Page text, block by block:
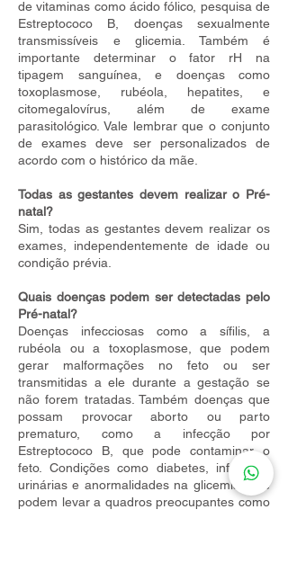
de vitaminas como ácido fólico, pesquisa de
Estreptococo B, doenças sexualmente
transmissíveis e glicemia. Também é
importante determinar o fator rH na
tipagem sanguínea, e doenças como
toxoplasmose, rubéola, hepatites, e
citomegalovírus, além de exame
parasitológico. Vale lembrar que o conjunto
de exames deve ser personalizados de
acordo com o histórico da mãe.
Todas as gestantes devem realizar o Pré-
natal?
Sim, todas as gestantes devem realizar os
exames, independentemente de idade ou
condição prévia.
Quais doenças podem ser detectadas pelo
Pré-natal?
Doenças infecciosas como a sífilis, a
rubéola ou a toxoplasmose, que podem
gerar malformações no feto ou ser
transmitidas a ele durante a gestação se
não forem tratadas. Também doenças que
possam provocar aborto ou parto
prematuro, como a infecção por
Estreptococo B, que pode contaminar o
feto. Condições como diabetes, infecções
urinárias e anormalidades na glicemia, que
podem levar a quadros preocupantes como